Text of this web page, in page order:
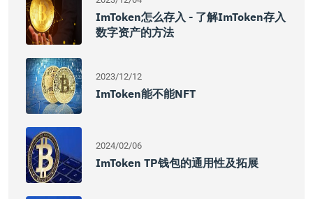
ImToken怎么存入 - 了解imToken存入
数字资产的方法
2023/12/12
ImToken能不能NFT
2024/02/06
ImToken TP钱包的通用性及拓展